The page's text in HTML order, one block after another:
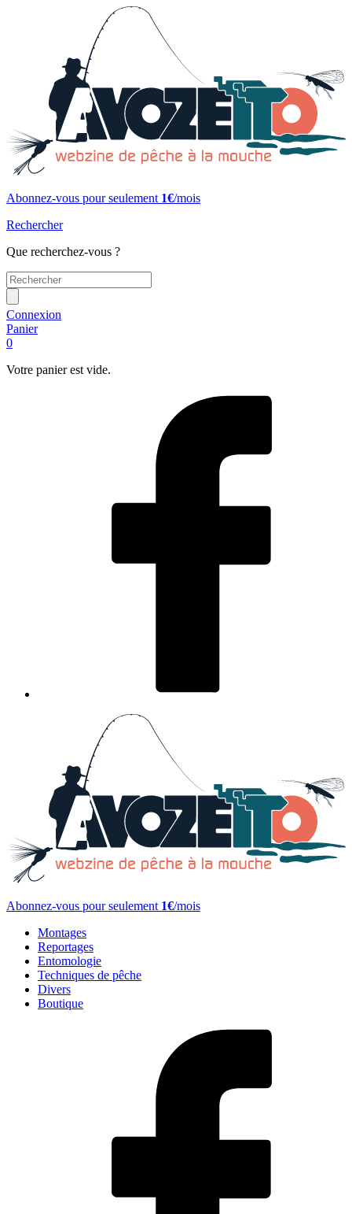
Abonnez-vous pour seulement 1€/mois
Rechercher
Que recherchez-vous ?
Connexion
Panier
0
Votre panier est vide.
Abonnez-vous pour seulement 1€/mois
Montages
Reportages
Entomologie
Techniques de pêche
Divers
Boutique